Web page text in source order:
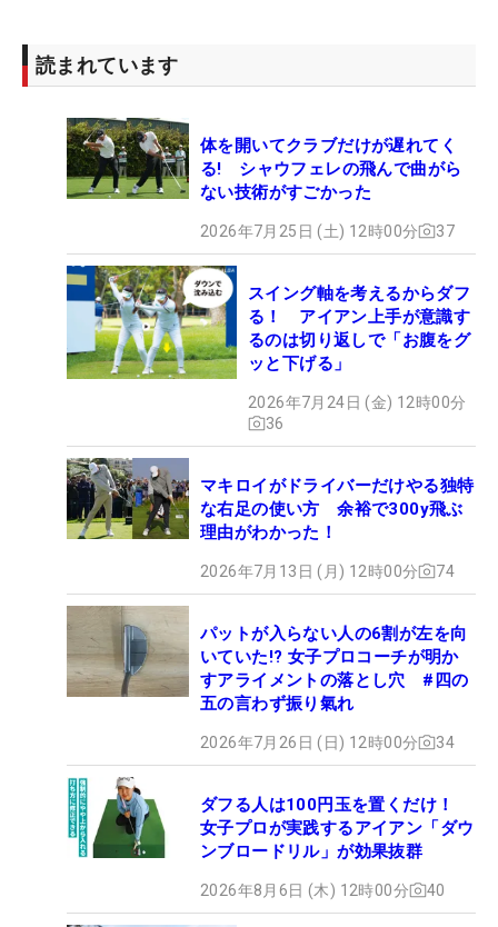
読まれています
体を開いてクラブだけが遅れてく
る! シャウフェレの飛んで曲がら
ない技術がすごかった
2026年7月25日 (土) 12時00分 37
スイング軸を考えるからダフ
る！ アイアン上手が意識す
るのは切り返しで「お腹をグ
ッと下げる」
2026年7月24日 (金) 12時00分
36
マキロイがドライバーだけやる独特
な右足の使い方 余裕で300y飛ぶ
理由がわかった！
2026年7月13日 (月) 12時00分 74
パットが入らない人の6割が左を向
いていた!? 女子プロコーチが明か
すアライメントの落とし穴 #四の
五の言わず振り氣れ
2026年7月26日 (日) 12時00分 34
ダフる人は100円玉を置くだけ！
女子プロが実践するアイアン「ダウ
ンブロードリル」が効果抜群
2026年8月6日 (木) 12時00分 40